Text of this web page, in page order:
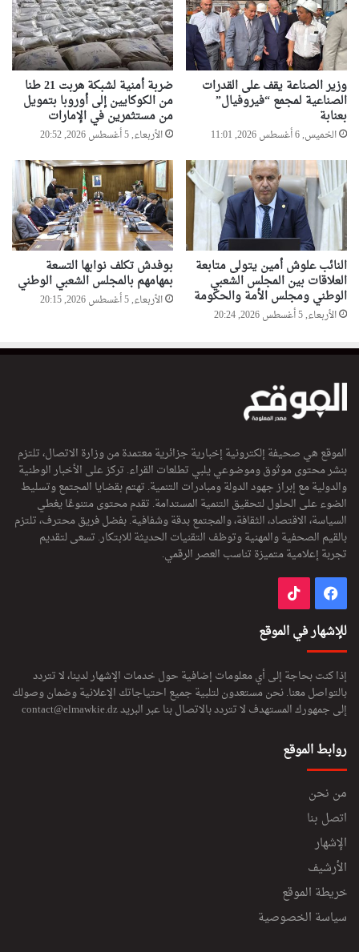
وزير الصناعة يقف على القدرات
الصناعية لمجمع “فيروفيال”
بعنابة
الخميس, 6 أغسطس 2026, 11:01
ضربة أمنية لشبكة هربت 21 طنا
من الكوكايين إلى أوروبا بتمويل
من مستثمرين في الإمارات
الأربعاء, 5 أغسطس 2026, 20:52
النائب علوش أمين يتولى متابعة
العلاقات بين المجلس الشعبي
الوطني ومجلس الأمة والحكومة
الأربعاء, 5 أغسطس 2026, 20:24
بوفدش تكلف نوابها التسعة
بمهامهم بالمجلس الشعبي الوطني
الأربعاء, 5 أغسطس 2026, 20:15
الموقع هي صحيفة إلكترونية إخبارية جزائرية معتمدة من وزارة الاتصال، تلتزم
بنشر محتوى موثوق وموضوعي يلبي تطلعات القراء. تركز على الأخبار الوطنية
والدولية مع إبراز جهود الدولة ومبادرات التنمية. تهتم بقضايا المجتمع وتسليط
الضوء على الحلول لتحقيق التنمية المستدامة. تقدم محتوى متنوعًا يغطي
السياسة، الاقتصاد، الثقافة، والمجتمع بدقة وشفافية. بفضل فريق محترف، تلتزم
بالقيم الصحفية والمهنية وتوظف التقنيات الحديثة للابتكار. تسعى لتقديم
تجربة إعلامية متميزة تناسب العصر الرقمي.
فيسبوك
للإشهار في الموقع
إذا كنت بحاجة إلى أي معلومات إضافية حول خدمات الإشهار لدينا، لا تتردد
بالتواصل معنا. نحن مستعدون لتلبية جميع احتياجاتك الإعلانية وضمان وصولك
إلى جمهورك المستهدف لا تتردد بالاتصال بنا عبر البريدcontact@elmawkie.dz
روابط الموقع
من نحن
اتصل بنا
الإشهار
الأرشيف
خريطة الموقع
سياسة الخصوصية